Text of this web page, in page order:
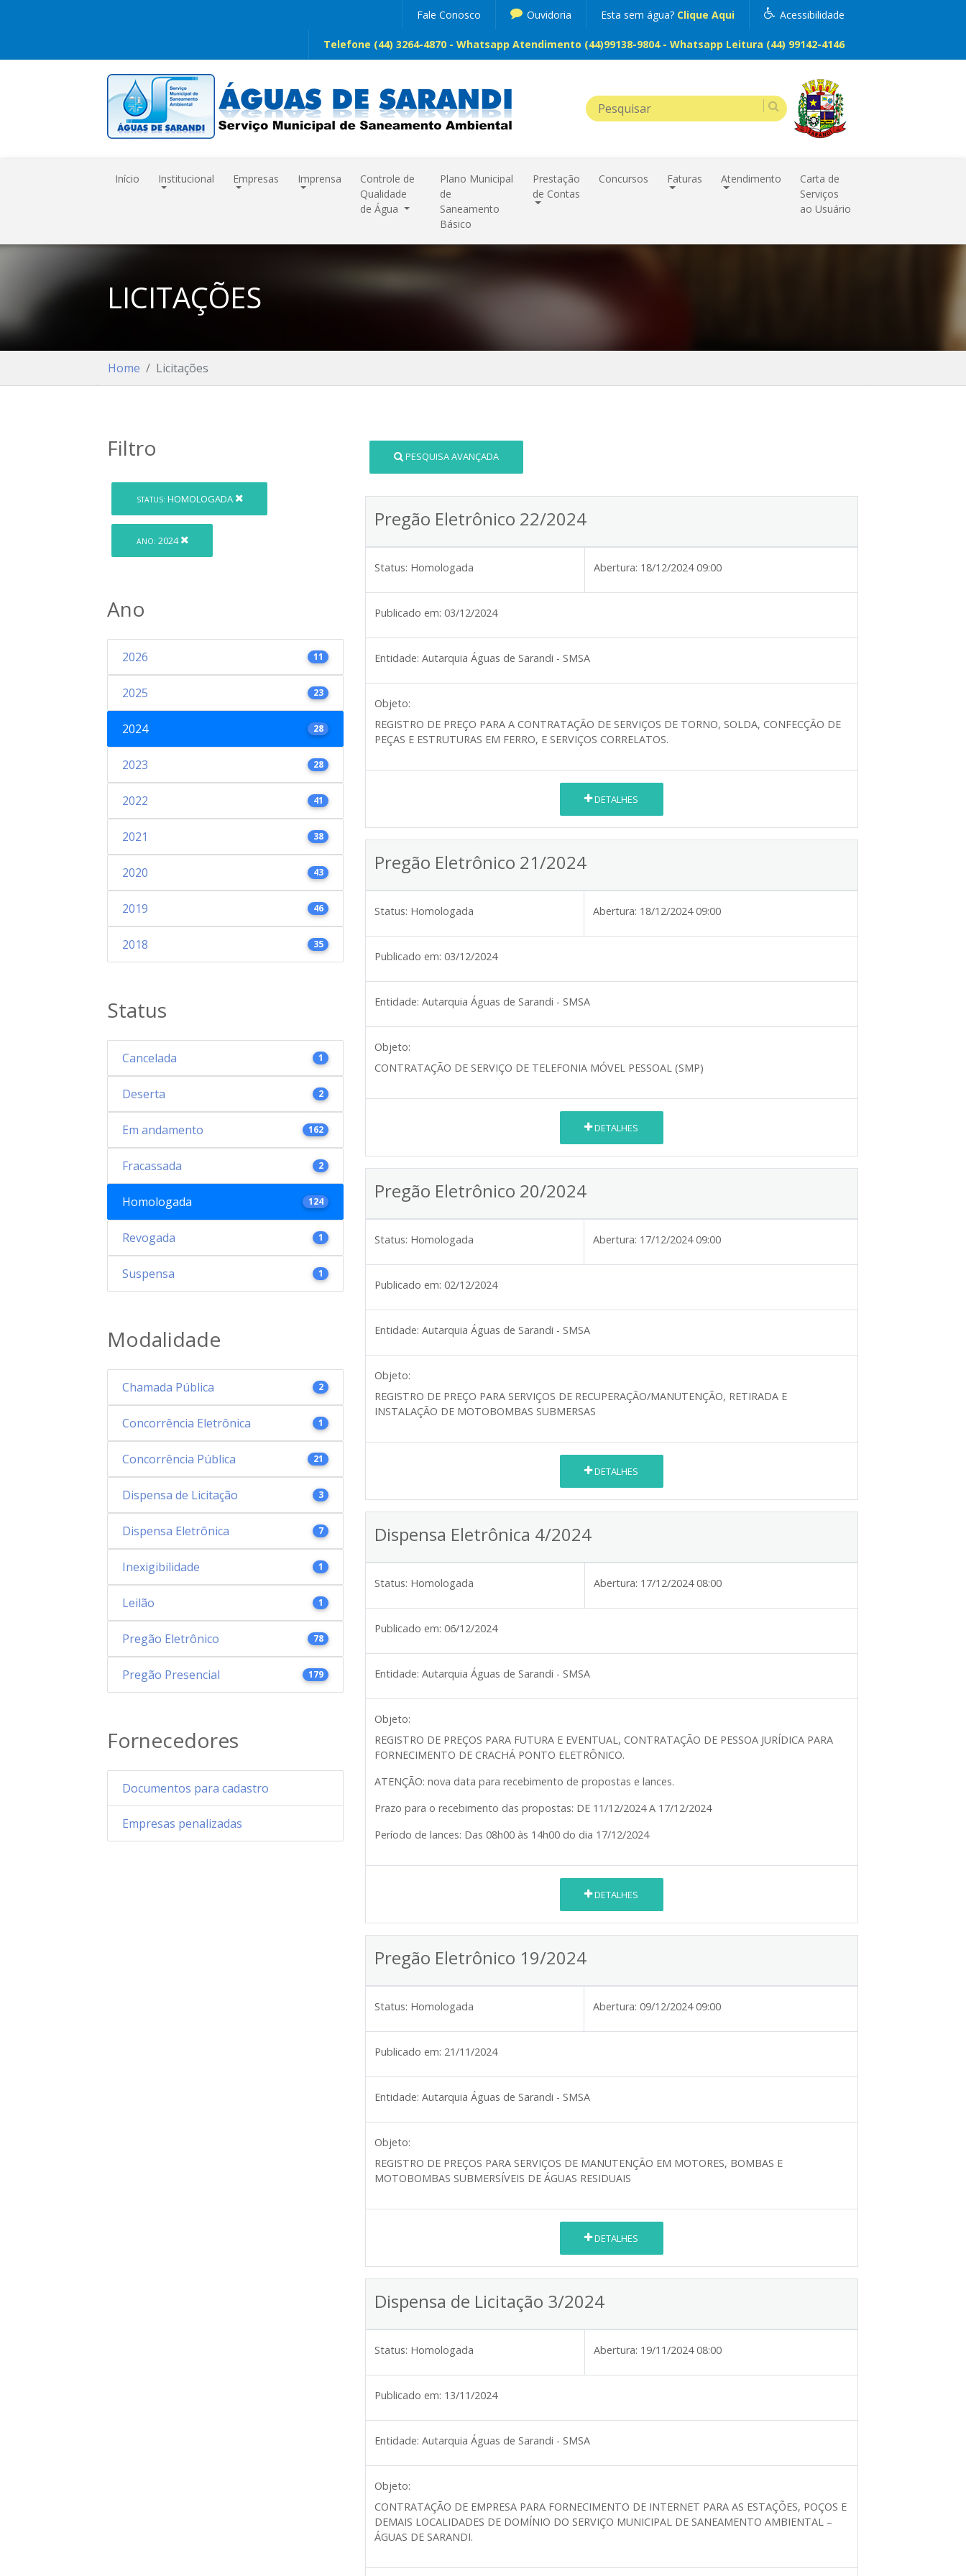
Acessibilidade
Esta sem água? Clique Aqui
Ouvidoria
Fale Conosco
Telefone (44) 3264-4870 - Whatsapp Atendimento (44)99138-9804 - Whatsapp Leitura (44) 99142-4146
Início Institucional Empresas Imprensa
Controle de
Qualidade
de Água
Plano Municipal
de
Saneamento
Básico
Prestação
de Contas
Concursos Faturas Atendimento
Carta de
Serviços
ao Usuário
LICITAÇÕES
Home Licitações
Filtro
STATUS: HOMOLOGADA
ANO: 2024
Ano
2026 11
2025 23
2024 28
2023 28
2022 41
2021 38
2020 43
2019 46
2018 35
Status
Cancelada 1
Deserta 2
Em andamento 162
Fracassada 2
Homologada 124
Revogada 1
Suspensa 1
Modalidade
Chamada Pública 2
Concorrência Eletrônica 1
Concorrência Pública 21
Dispensa de Licitação 3
Dispensa Eletrônica 7
Inexigibilidade 1
Leilão 1
Pregão Eletrônico 78
Pregão Presencial 179
Fornecedores
Documentos para cadastro
Empresas penalizadas
PESQUISA AVANÇADA
Pregão Eletrônico 22/2024
Status: Homologada Abertura: 18/12/2024 09:00
Publicado em: 03/12/2024
Entidade: Autarquia Águas de Sarandi - SMSA
Objeto:
REGISTRO DE PREÇO PARA A CONTRATAÇÃO DE SERVIÇOS DE TORNO, SOLDA, CONFECÇÃO DE
PEÇAS E ESTRUTURAS EM FERRO, E SERVIÇOS CORRELATOS.
DETALHES
Pregão Eletrônico 21/2024
Status: Homologada Abertura: 18/12/2024 09:00
Publicado em: 03/12/2024
Entidade: Autarquia Águas de Sarandi - SMSA
Objeto:
CONTRATAÇÃO DE SERVIÇO DE TELEFONIA MÓVEL PESSOAL (SMP)
DETALHES
Pregão Eletrônico 20/2024
Status: Homologada Abertura: 17/12/2024 09:00
Publicado em: 02/12/2024
Entidade: Autarquia Águas de Sarandi - SMSA
Objeto:
REGISTRO DE PREÇO PARA SERVIÇOS DE RECUPERAÇÃO/MANUTENÇÃO, RETIRADA E
INSTALAÇÃO DE MOTOBOMBAS SUBMERSAS
DETALHES
Dispensa Eletrônica 4/2024
Status: Homologada Abertura: 17/12/2024 08:00
Publicado em: 06/12/2024
Entidade: Autarquia Águas de Sarandi - SMSA
Objeto:
REGISTRO DE PREÇOS PARA FUTURA E EVENTUAL, CONTRATAÇÃO DE PESSOA JURÍDICA PARA
FORNECIMENTO DE CRACHÁ PONTO ELETRÔNICO.
ATENÇÃO: nova data para recebimento de propostas e lances.
Prazo para o recebimento das propostas: DE 11/12/2024 A 17/12/2024
Período de lances: Das 08h00 às 14h00 do dia 17/12/2024
DETALHES
Pregão Eletrônico 19/2024
Status: Homologada Abertura: 09/12/2024 09:00
Publicado em: 21/11/2024
Entidade: Autarquia Águas de Sarandi - SMSA
Objeto:
REGISTRO DE PREÇOS PARA SERVIÇOS DE MANUTENÇÃO EM MOTORES, BOMBAS E
MOTOBOMBAS SUBMERSÍVEIS DE ÁGUAS RESIDUAIS
DETALHES
Dispensa de Licitação 3/2024
Status: Homologada Abertura: 19/11/2024 08:00
Publicado em: 13/11/2024
Entidade: Autarquia Águas de Sarandi - SMSA
Objeto:
CONTRATAÇÃO DE EMPRESA PARA FORNECIMENTO DE INTERNET PARA AS ESTAÇÕES, POÇOS E
DEMAIS LOCALIDADES DE DOMÍNIO DO SERVIÇO MUNICIPAL DE SANEAMENTO AMBIENTAL –
ÁGUAS DE SARANDI.